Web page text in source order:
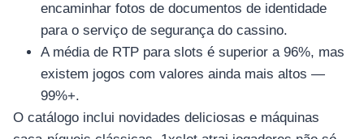
encaminhar fotos de documentos de identidade
para o serviço de segurança do cassino.
A média de RTP para slots é superior a 96%, mas
existem jogos com valores ainda mais altos —
99%+.
O catálogo inclui novidades deliciosas e máquinas